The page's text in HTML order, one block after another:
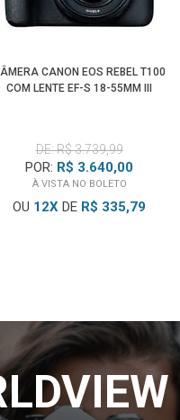
CANON EOS REBEL T100
COM LENTE EF-S 18-55MM III
DE: R$ 3.739,99
POR: R$ 3.640,00
À VISTA NO BOLETO
OU 12X DE R$ 335,79